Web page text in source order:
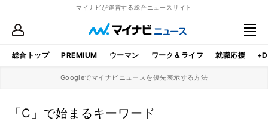
マイナビが運営する総合ニュースサイト
総合トップ PREMIUM ウーマン ワーク＆ライフ 就職応援
Googleでマイナビニュースを優先表示する方法
「C」で始まるキーワード